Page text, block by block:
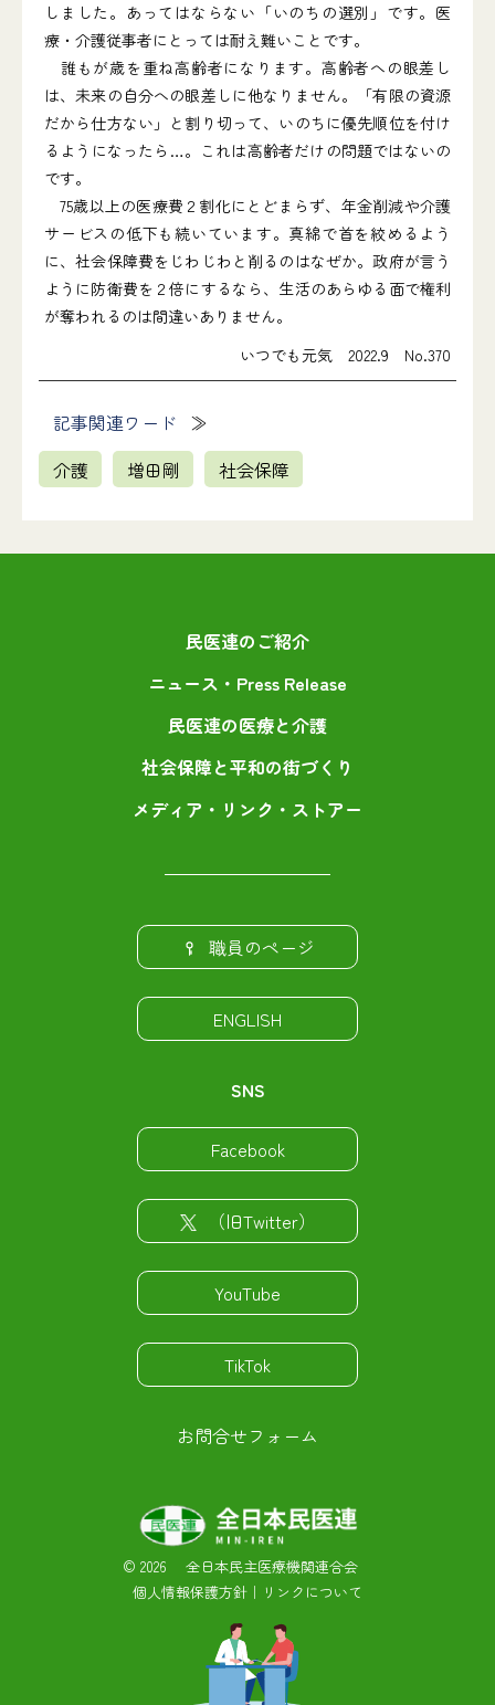
しました。あってはならない「いのちの選別」です。医
療・介護従事者にとっては耐え難いことです。
誰もが歳を重ね高齢者になります。高齢者への眼差し
は、未来の自分への眼差しに他なりません。「有限の資源
だから仕方ない」と割り切って、いのちに優先順位を付け
るようになったら…。これは高齢者だけの問題ではないの
です。
75歳以上の医療費２割化にとどまらず、年金削減や介護
サービスの低下も続いています。真綿で首を絞めるよう
に、社会保障費をじわじわと削るのはなぜか。政府が言う
ように防衛費を２倍にするなら、生活のあらゆる面で権利
が奪われるのは間違いありません。
いつでも元気 2022.9 No.370
記事関連ワード
介護
増田剛 社会保障
民医連のご紹介
ニュース・Press Release
民医連の医療と介護
社会保障と平和の街づくり
メディア・リンク・ストアー
職員のページ
ENGLISH
SNS
Facebook
（旧Twitter）
YouTube
TikTok
お問合せフォーム
© 2026 全日本民主医療機関連合会
個人情報保護方針 ｜ リンクについて